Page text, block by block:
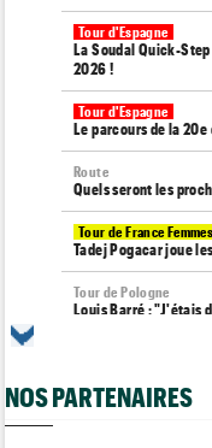
Tour d'Espagne
La Soudal Quick-
2026 !
Tour d'Espagne
Le parcours de la
Route
Quels seront les
Tour de France Femmes
Tadej Pogacar joue
Tour de Pologne
Louis Barré : "J'étais
Tour de France Femmes
NOS PARTENAIRES